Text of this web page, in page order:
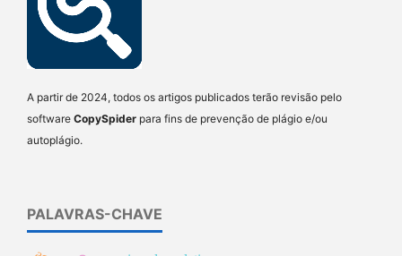
A partir de 2024, todos os artigos publicados terão revisão pelo
software CopySpider para fins de prevenção de plágio e/ou
autoplágio.
PALAVRAS-CHAVE